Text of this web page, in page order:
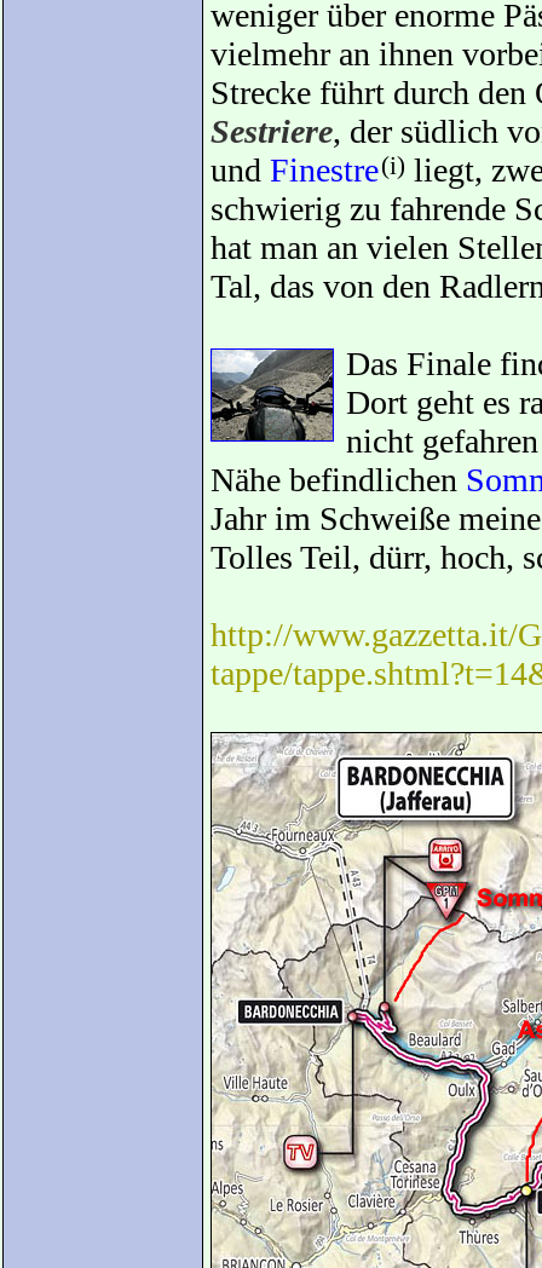
weniger über enorme
vielmehr an ihnen
Strecke führt durch den
Sestriere, der südlich
und Finestre(i) liegt,
schwierig zu fahrende
hat man an vielen
Tal, das von den
Das Finale
Dort geht es
nicht
Nähe befindlichen
Jahr im Schweiße
Tolles Teil, dürr, hoch,
http://www.gazzetta.it/
tappe/